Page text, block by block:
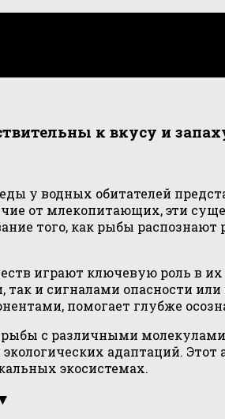
к вкусу и
у водных обитателей
от млекопитающих, эти
того, как рыбы
играют ключевую роль в
и сигналами опасности
помогает глубже
с различными
адаптаций.
экосистемах.